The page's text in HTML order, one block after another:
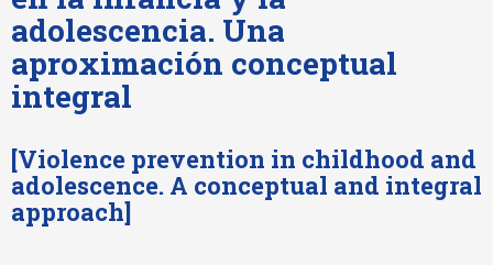
adolescencia. Una
aproximación conceptual
integral
[Violence prevention in childhood and
adolescence. A conceptual and integral
approach]